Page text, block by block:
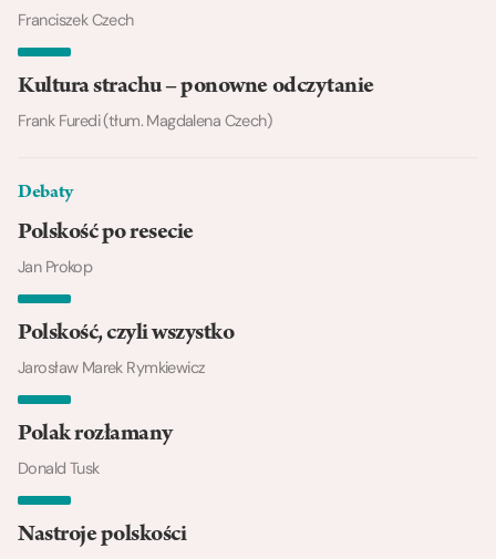
Franciszek Czech
Kultura strachu – ponowne odczytanie
Frank Furedi (tłum. Magdalena Czech)
Debaty
Polskość po resecie
Jan Prokop
Polskość, czyli wszystko
Jarosław Marek Rymkiewicz
Polak rozłamany
Donald Tusk
Nastroje polskości